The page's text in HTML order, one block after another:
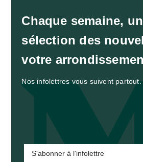
Chaque semaine,
sélection des
votre
Nos infolettres vous suivent partout.
S'abonner à l'infolettre